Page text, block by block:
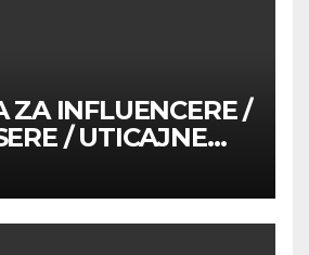
ZA INFLUENCERE /
/ UTICAJNE